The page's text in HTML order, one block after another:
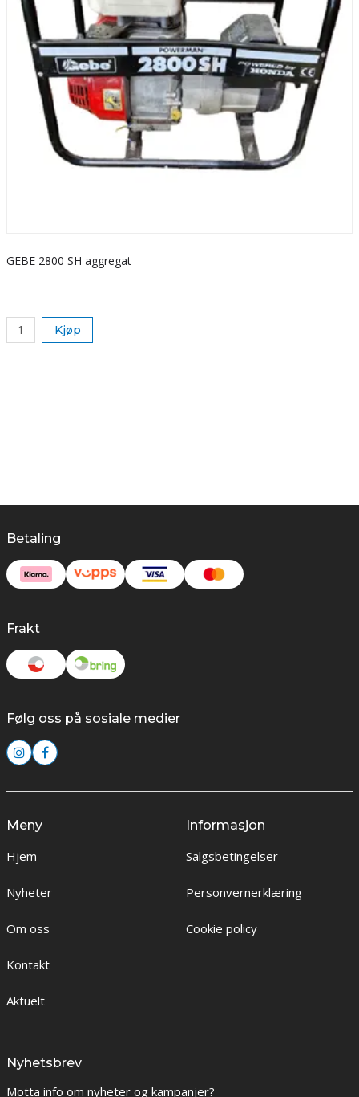
GEBE 2800 SH aggregat
Kjøp
Betaling
Frakt
Følg oss på sosiale medier
Meny
Hjem
Nyheter
Om oss
Kontakt
Aktuelt
Informasjon
Salgsbetingelser
Personvernerklæring
Cookie policy
Nyhetsbrev
Motta info om nyheter og kampanjer?